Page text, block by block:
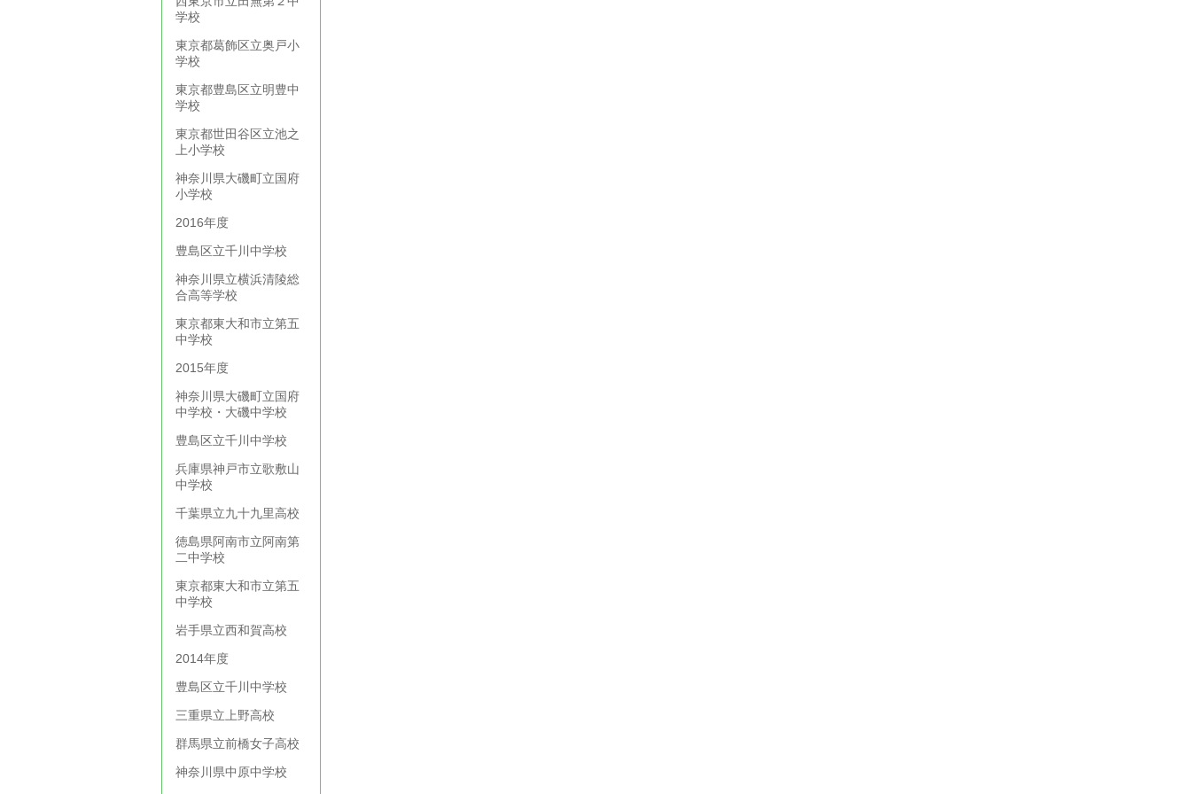
学校
東京都葛飾区立奥戸小
学校
東京都豊島区立明豊中
学校
東京都世田谷区立池之
上小学校
神奈川県大磯町立国府
小学校
2016年度
豊島区立千川中学校
神奈川県立横浜清陵総
合高等学校
東京都東大和市立第五
中学校
2015年度
神奈川県大磯町立国府
中学校・大磯中学校
豊島区立千川中学校
兵庫県神戸市立歌敷山
中学校
千葉県立九十九里高校
徳島県阿南市立阿南第
二中学校
東京都東大和市立第五
中学校
岩手県立西和賀高校
2014年度
豊島区立千川中学校
三重県立上野高校
群馬県立前橋女子高校
神奈川県中原中学校